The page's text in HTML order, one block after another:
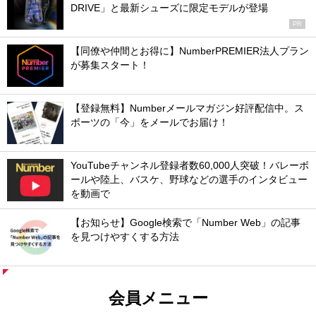
DRIVE」と最新シューズに限定モデルが登場
PR
【同僚や仲間とお得に】NumberPREMIER法人プラン
が募集スタート！
【登録無料】Numberメールマガジン好評配信中。ス
ポーツの「今」をメールでお届け！
YouTubeチャンネル登録者数60,000人突破！バレーボ
ールや陸上、バスケ、野球などの選手のインタビュー
を動画で
【お知らせ】Google検索で「Number Web」の記事
を見つけやすくする方法
会員メニュー